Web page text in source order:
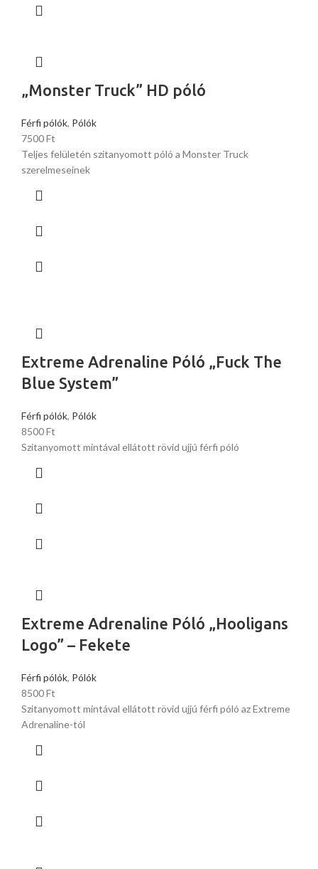
„Monster Truck” HD póló
Férfi pólók, Pólók
7500Ft
Teljes felületén szitanyomott póló a Monster Truck
szerelmeseinek
Extreme Adrenaline Póló „Fuck The
Blue System”
Férfi pólók, Pólók
8500Ft
Szitanyomott mintával ellátott rövid ujjú férfi póló
Extreme Adrenaline Póló „Hooligans
Logo” – Fekete
Férfi pólók, Pólók
8500Ft
Szitanyomott mintával ellátott rövid ujjú férfi póló az Extreme
Adrenaline-tól